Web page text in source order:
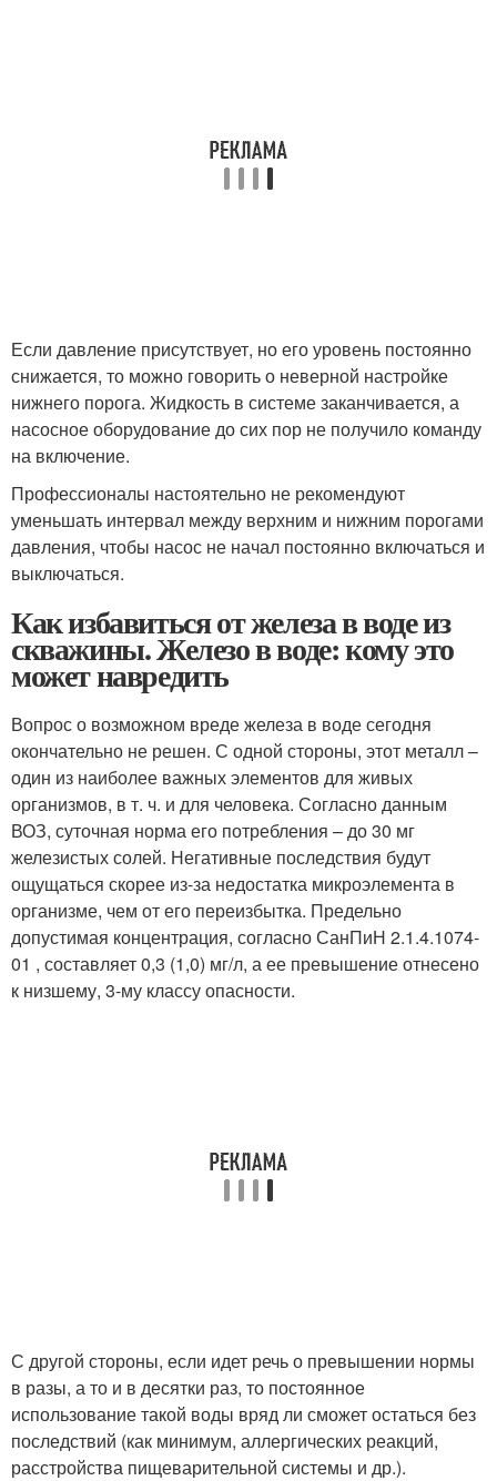
Если давление присутствует, но его уровень постоянно
снижается, то можно говорить о неверной настройке
нижнего порога. Жидкость в системе заканчивается, а
насосное оборудование до сих пор не получило команду
на включение.
Профессионалы настоятельно не рекомендуют
уменьшать интервал между верхним и нижним порогами
давления, чтобы насос не начал постоянно включаться и
выключаться.
Как избавиться от железа в воде из
скважины. Железо в воде: кому это
может навредить
Вопрос о возможном вреде железа в воде сегодня
окончательно не решен. С одной стороны, этот металл –
один из наиболее важных элементов для живых
организмов, в т. ч. и для человека. Согласно данным
ВОЗ, суточная норма его потребления – до 30 мг
железистых солей. Негативные последствия будут
ощущаться скорее из-за недостатка микроэлемента в
организме, чем от его переизбытка. Предельно
допустимая концентрация, согласно СанПиН 2.1.4.1074-
01 , составляет 0,3 (1,0) мг/л, а ее превышение отнесено
к низшему, 3-му классу опасности.
С другой стороны, если идет речь о превышении нормы
в разы, а то и в десятки раз, то постоянное
использование такой воды вряд ли сможет остаться без
последствий (как минимум, аллергических реакций,
расстройства пищеварительной системы и др.).